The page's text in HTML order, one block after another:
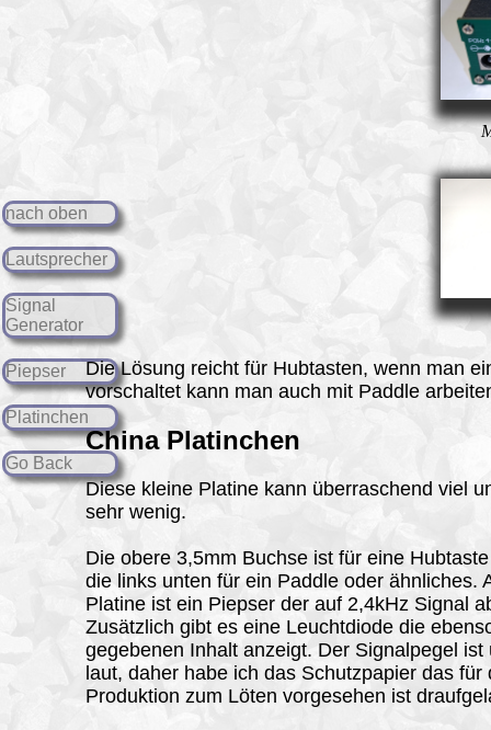
nach oben
Lautsprecher
Signal
Generator
Piepser
Platinchen
Go Back
Die Lösung reicht für Hubtasten, wenn man
vorschaltet kann man auch mit Paddle
China Platinchen
Diese kleine Platine kann überraschend viel
sehr wenig.
Die obere 3,5mm Buchse ist für eine
die links unten für ein Paddle oder ähnliches.
Platine ist ein Piepser der auf 2,4kHz Signal
Zusätzlich gibt es eine Leuchtdiode die
gegebenen Inhalt anzeigt. Der Signalpegel ist
laut, daher habe ich das Schutzpapier das für
Produktion zum Löten vorgesehen ist